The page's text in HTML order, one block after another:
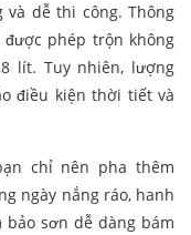
và dễ thi công. Thông
phép trộn không
lít. Tuy nhiên, lượng
điều kiện thời tiết và
chỉ nên pha thêm
ngày nắng ráo, hanh
bảo sơn dễ dàng bám